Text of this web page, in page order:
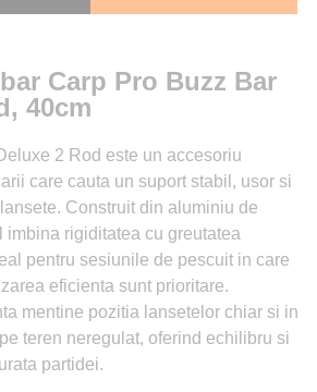
Carp Pro Buzz Bar
40cm
2 Rod este un accesoriu
care cauta un suport stabil, usor si
Construit din aluminiu de
imbina rigiditatea cu greutatea
pentru sesiunile de pescuit in care
eficienta sunt prioritare.
mentine pozitia lansetelor chiar si in
teren neregulat, oferind echilibru si
partidei.